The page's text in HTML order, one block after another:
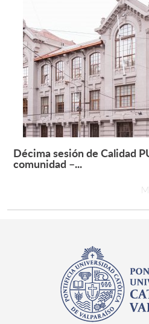
Décima sesión de Calidad
comunidad –...